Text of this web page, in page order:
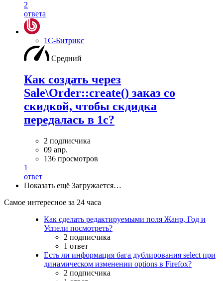
2
ответа
1С-Битрикс
Средний
Как создать через
Sale\Order::create() заказ со
скидкой, чтобы скдидка
передалась в 1с?
2 подписчика
09 апр.
136 просмотров
1
ответ
Показать ещё Загружается…
Самое интересное за 24 часа
Как сделать редактируемыми поля Жанр, Год и
Успели посмотреть?
2 подписчика
1 ответ
Есть ли информация бага дублирования select при
динамическом изменении options в Firefox?
2 подписчика